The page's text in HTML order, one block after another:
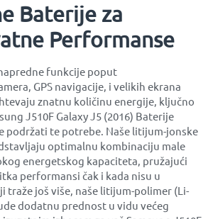
Baterije za
Performanse
funkcije poput
GPS navigacije, i velikih ekrana
znatnu količinu energije, ključno
J510F Galaxy J5 (2016) Baterije
podržati te potrebe. Naše litijum-jonske
optimalnu kombinaciju male
energetskog kapaciteta, pružajući
performansi čak i kada nisu u
traže još više, naše litijum-polimer (Li-
dodatnu prednost u vidu većeg